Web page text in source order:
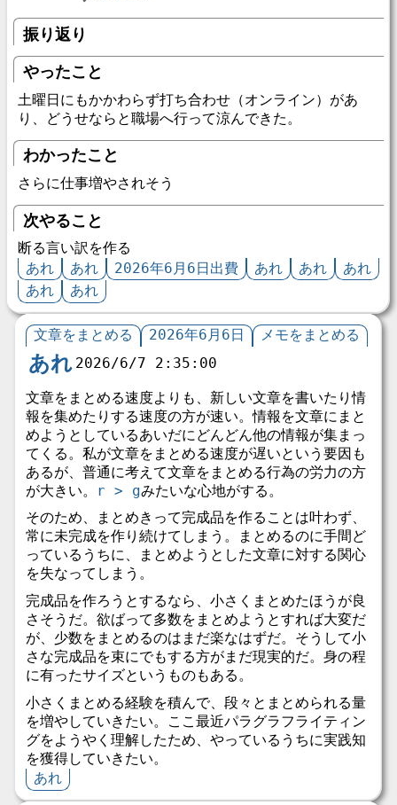
振り返り
やったこと
土曜日にもかかわらず打ち合わせ（オンライン）があ
り、どうせならと職場へ行って涼んできた。
わかったこと
さらに仕事増やされそう
次やること
断る言い訳を作る
あれ
あれ 2026年6月6日出費 あれ あれ
あれ
あれ
あれ
文章をまとめる 2026年6月6日 メモをまとめる
あれ 2026/6/7 2:35:00
文章をまとめる速度よりも、新しい文章を書いたり情
報を集めたりする速度の方が速い。情報を文章にまと
めようとしているあいだにどんどん他の情報が集まっ
てくる。私が文章をまとめる速度が遅いという要因も
あるが、普通に考えて文章をまとめる行為の労力の方
が大きい。
r > gみたいな心地がする。
そのため、まとめきって完成品を作ることは叶わず、
常に未完成を作り続けてしまう。まとめるのに手間ど
っているうちに、まとめようとした文章に対する関心
を失なってしまう。
完成品を作ろうとするなら、小さくまとめたほうが良
さそうだ。欲ばって多数をまとめようとすれば大変だ
が、少数をまとめるのはまだ楽なはずだ。そうして小
さな完成品を束にでもする方がまだ現実的だ。身の程
に有ったサイズというものもある。
小さくまとめる経験を積んで、段々とまとめられる量
を増やしていきたい。ここ最近パラグラフライティン
グをようやく理解したため、やっているうちに実践知
を獲得していきたい。
あれ